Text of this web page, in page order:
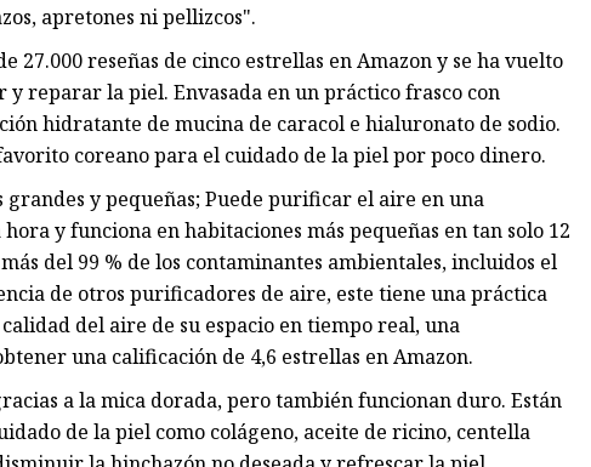
apretones ni pellizcos".
27.000 reseñas de cinco estrellas en Amazon y se ha vuelto
reparar la piel. Envasada en un práctico frasco con
hidratante de mucina de caracol e hialuronato de sodio.
coreano para el cuidado de la piel por poco dinero.
y pequeñas; Puede purificar el aire en una
y funciona en habitaciones más pequeñas en tan solo 12
del 99 % de los contaminantes ambientales, incluidos el
de otros purificadores de aire, este tiene una práctica
del aire de su espacio en tiempo real, una
una calificación de 4,6 estrellas en Amazon.
a la mica dorada, pero también funcionan duro. Están
de la piel como colágeno, aceite de ricino, centella